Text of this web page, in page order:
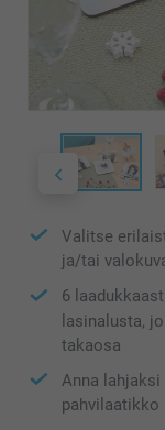
Valitse
ja/tai
6
lasinalusta,
takaosa
Anna
pahvilaatikko